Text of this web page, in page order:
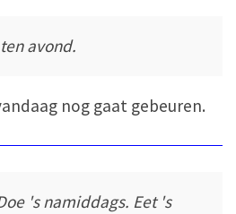
avond.
nog gaat gebeuren.
's namiddags. Eet 's